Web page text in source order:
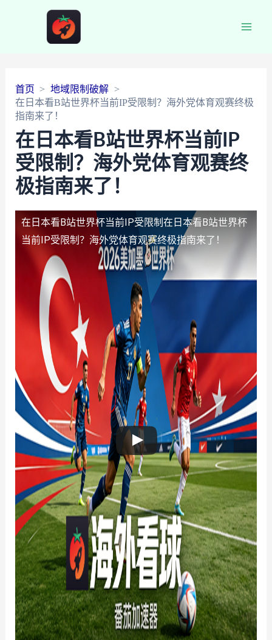
首页
地域限制破解
在日本看B站世界杯当前IP受限制？海外党体育观赛终极
指南来了！
在日本看B站世界杯当前IP
受限制？海外党体育观赛终
极指南来了！
在日本看B站世界杯当前IP受限制 在日本看B站世界杯
当前IP受限制？海外党体育观赛终极指南来了！